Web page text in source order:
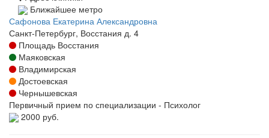
Ближайшее метро
Сафонова Екатерина Александровна
Санкт-Петербург, Восстания д. 4
Площадь Восстания
Маяковская
Владимирская
Достоевская
Чернышевская
Первичный прием по специализации - Психолог
2000 руб.